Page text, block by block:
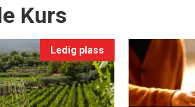
Kurs
Ledig plass